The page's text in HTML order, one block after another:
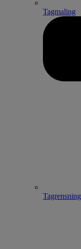
Tagmaling
Tagrensning